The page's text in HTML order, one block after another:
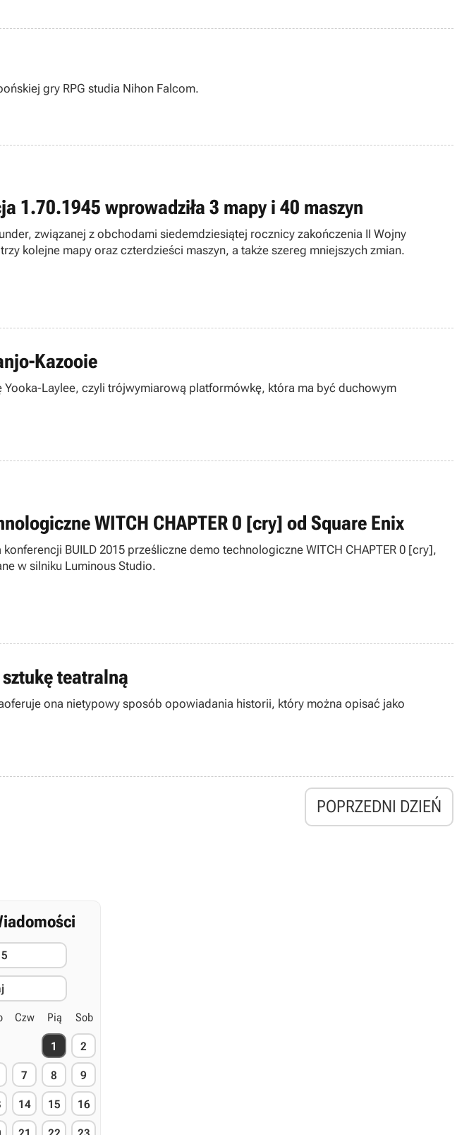
gry RPG studia Nihon Falcom.
1.70.1945 wprowadziła 3 mapy i 40 maszyn
związanej z obchodami siedemdziesiątej rocznicy zakończenia II Wojny
kolejne mapy oraz czterdzieści maszyn, a także szereg mniejszych zmian.
Kazooie
Yooka-Laylee, czyli trójwymiarową platformówkę, która ma być duchowym
WITCH CHAPTER 0 [cry] od Square Enix
konferencji BUILD 2015 prześliczne demo technologiczne WITCH CHAPTER 0 [cry],
w silniku Luminous Studio.
teatralną
ona nietypowy sposób opowiadania historii, który można opisać jako
POPRZEDNI DZIEŃ
Czw Pią Sob
1 2
7 8 9
14 15 16